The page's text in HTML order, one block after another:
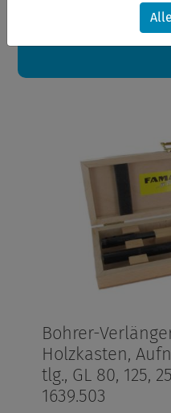
Eine
Bohrer-
Holzkasten,
tlg., GL 80, 125,
1639.503